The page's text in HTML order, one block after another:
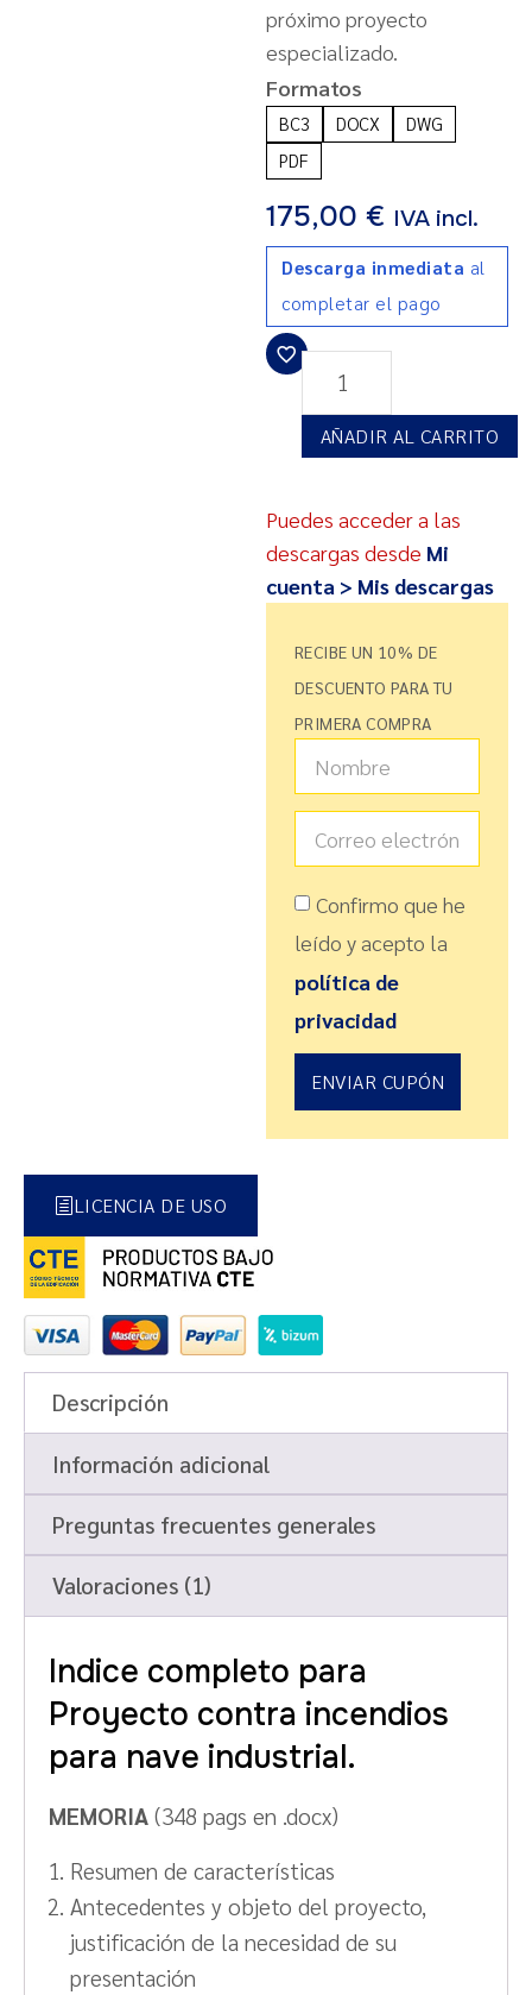
próximo proyecto
especializado.
Formatos
BC3 DOCX
DWG
PDF
175,00 € IVA incl.
Descarga inmediata al
completar el pago
AÑADIR AL CARRITO
Puedes acceder a las
descargas desde Mi
cuenta > Mis descargas
RECIBE UN 10% DE
DESCUENTO PARA TU
PRIMERA COMPRA
Confirmo que he
leído y acepto la
política de
privacidad
ENVIAR CUPÓN
LICENCIA DE USO
Descripción
Información adicional
Preguntas frecuentes generales
Valoraciones (1)
Indice completo para
Proyecto contra incendios
para nave industrial.
MEMORIA (348 pags en .docx)
Resumen de características
Antecedentes y objeto del proyecto,
justificación de la necesidad de su
presentación